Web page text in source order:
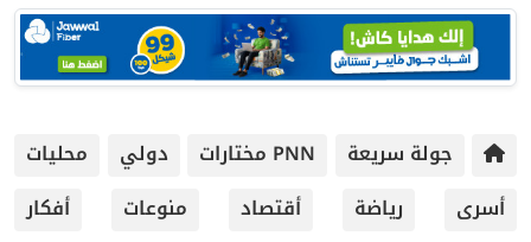
جولة سريعة PNN مختارات دولي
محليات
أسرى
رياضة أقتصاد منوعات
أفكار